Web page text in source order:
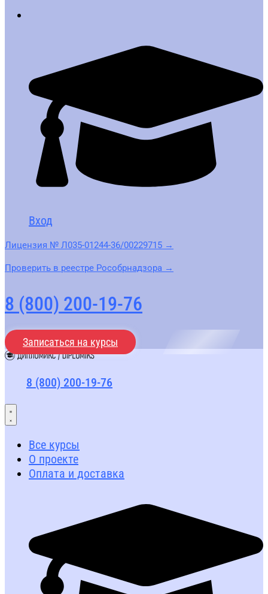
Вход
Лицензия № Л035-01244-36/00229715 →
Проверить в реестре Рособрнадзора →
8 (800) 200-19-76
Записаться на курсы
8 (800) 200-19-76
Все курсы
О проекте
Оплата и доставка